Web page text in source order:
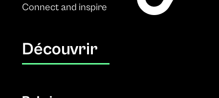
Connect and inspire
Découvrir